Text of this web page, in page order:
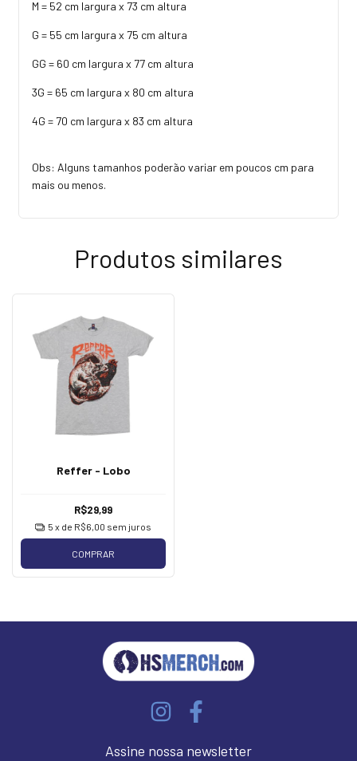
M = 52 cm largura x 73 cm altura
G = 55 cm largura x 75 cm altura
GG = 60 cm largura x 77 cm altura
3G = 65 cm largura x 80 cm altura
4G = 70 cm largura x 83 cm altura
Obs: Alguns tamanhos poderão variar em poucos cm para
mais ou menos.
Produtos similares
Reffer - Lobo
R$29,99
5 x de R$6,00 sem juros
COMPRAR
Assine nossa newsletter